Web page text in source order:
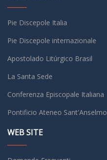
Pie Discepole Italia
Pie Discepole internazionale
Apostolado Litúrgico Brasil
La Santa Sede
Conferenza Episcopale Italiana
Pontificio Ateneo Sant'Anselmo
WEB SITE